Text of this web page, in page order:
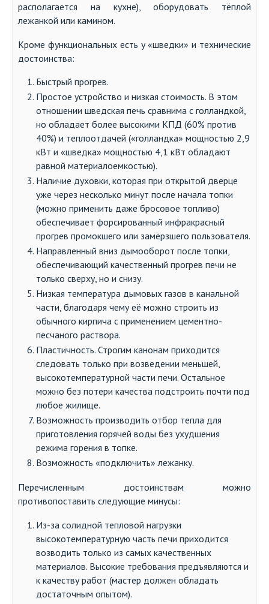
располагается на кухне), оборудовать тёплой
лежанкой или камином.
Кроме функциональных есть у «шведки» и технические
достоинства:
Быстрый прогрев.
Простое устройство и низкая стоимость. В этом
отношении шведская печь сравнима с голландкой,
но обладает более высокими КПД (60% против
40%) и теплоотдачей («голландка» мощностью 2,9
кВт и «шведка» мощностью 4,1 кВт обладают
равной материалоемкостью).
Наличие духовки, которая при открытой дверце
уже через несколько минут после начала топки
(можно применить даже бросовое топливо)
обеспечивает форсированный инфракрасный
прогрев промокшего или замёрзшего пользователя.
Направленный вниз дымооборот после топки,
обеспечивающий качественный прогрев печи не
только сверху, но и снизу.
Низкая температура дымовых газов в канальной
части, благодаря чему её можно строить из
обычного кирпича с применением цементно-
песчаного раствора.
Пластичность. Строгим канонам приходится
следовать только при возведении меньшей,
высокотемпературной части печи. Остальное
можно без потери качества подстроить почти под
любое жилище.
Возможность производить отбор тепла для
приготовления горячей воды без ухудшения
режима горения в топке.
Возможность «подключить» лежанку.
Перечисленным достоинствам можно
противопоставить следующие минусы:
Из-за солидной тепловой нагрузки
высокотемпературную часть печи приходится
возводить только из самых качественных
материалов. Высокие требования предъявляются и
к качеству работ (мастер должен обладать
достаточным опытом).